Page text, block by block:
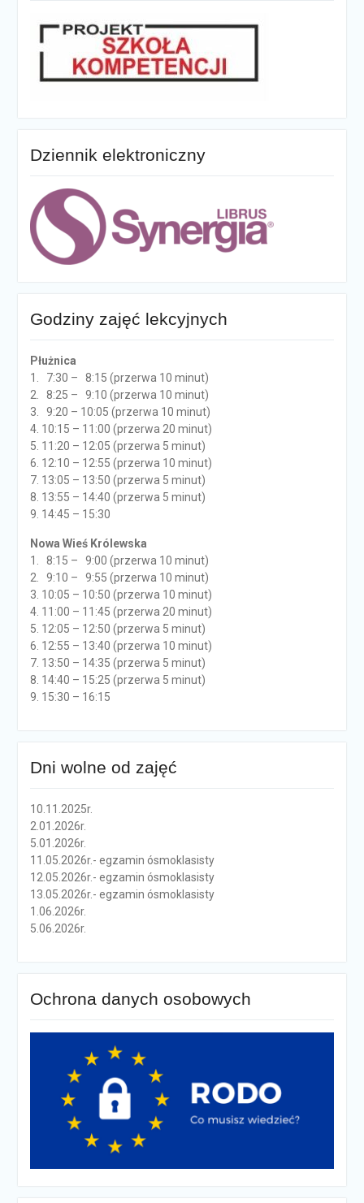
Dziennik elektroniczny
Godziny zajęć lekcyjnych
Płużnica
1. 7:30 – 8:15 (przerwa 10 minut)
2. 8:25 – 9:10 (przerwa 10 minut)
3. 9:20 – 10:05 (przerwa 10 minut)
4. 10:15 – 11:00 (przerwa 20 minut)
5. 11:20 – 12:05 (przerwa 5 minut)
6. 12:10 – 12:55 (przerwa 10 minut)
7. 13:05 – 13:50 (przerwa 5 minut)
8. 13:55 – 14:40 (przerwa 5 minut)
9. 14:45 – 15:30
Nowa Wieś Królewska
1. 8:15 – 9:00 (przerwa 10 minut)
2. 9:10 – 9:55 (przerwa 10 minut)
3. 10:05 – 10:50 (przerwa 10 minut)
4. 11:00 – 11:45 (przerwa 20 minut)
5. 12:05 – 12:50 (przerwa 5 minut)
6. 12:55 – 13:40 (przerwa 10 minut)
7. 13:50 – 14:35 (przerwa 5 minut)
8. 14:40 – 15:25 (przerwa 5 minut)
9. 15:30 – 16:15
Dni wolne od zajęć
10.11.2025r.
2.01.2026r.
5.01.2026r.
11.05.2026r.- egzamin ósmoklasisty
12.05.2026r.- egzamin ósmoklasisty
13.05.2026r.- egzamin ósmoklasisty
1.06.2026r.
5.06.2026r.
Ochrona danych osobowych